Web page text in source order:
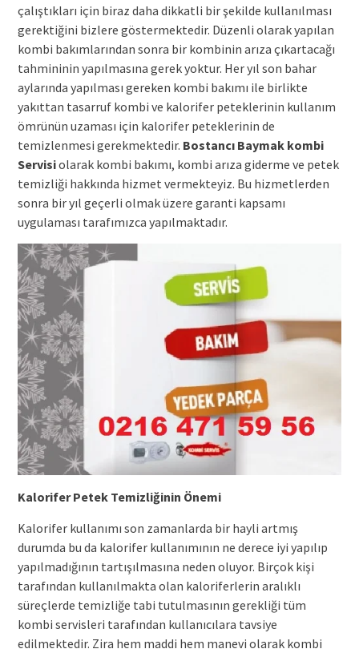
çalıştıkları için biraz daha dikkatli bir şekilde kullanılması
gerektiğini bizlere göstermektedir. Düzenli olarak yapılan
kombi bakımlarından sonra bir kombinin arıza çıkartacağı
tahmininin yapılmasına gerek yoktur. Her yıl son bahar
aylarında yapılması gereken kombi bakımı ile birlikte
yakıttan tasarruf kombi ve kalorifer peteklerinin kullanım
ömrünün uzaması için kalorifer peteklerinin de
temizlenmesi gerekmektedir. Bostancı Baymak kombi
Servisiolarak kombi bakımı, kombi arıza giderme ve petek
temizliği hakkında hizmet vermekteyiz. Bu hizmetlerden
sonra bir yıl geçerli olmak üzere garanti kapsamı
uygulaması tarafımızca yapılmaktadır.
Kalorifer Petek Temizliğinin Önemi
Kalorifer kullanımı son zamanlarda bir hayli artmış
durumda bu da kalorifer kullanımının ne derece iyi yapılıp
yapılmadığının tartışılmasına neden oluyor. Birçok kişi
tarafından kullanılmakta olan kaloriferlerin aralıklı
süreçlerde temizliğe tabi tutulmasının gerekliği tüm
kombi servisleri tarafından kullanıcılara tavsiye
edilmektedir. Zira hem maddi hem manevi olarak kombi